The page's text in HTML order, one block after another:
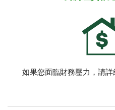
如果您面臨財務壓力，請詳